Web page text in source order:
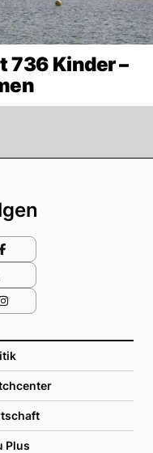
736 Kinder –
Plus